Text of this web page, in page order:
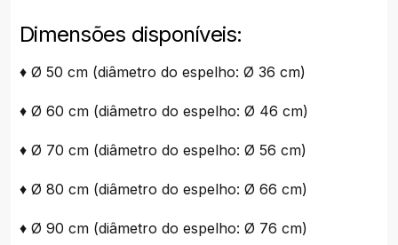
Dimensões disponíveis:
♦ Ø 50 cm (diâmetro do espelho: Ø 36 cm)
♦ Ø 60 cm (diâmetro do espelho: Ø 46 cm)
♦ Ø 70 cm (diâmetro do espelho: Ø 56 cm)
♦ Ø 80 cm (diâmetro do espelho: Ø 66 cm)
♦ Ø 90 cm (diâmetro do espelho: Ø 76 cm)